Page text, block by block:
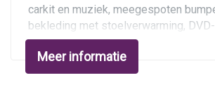
Stuur verstelbaar
Stuurbekrachtiging
Verstelbare stuurkolom
Voorstoel(en) elektrisch verstelbaar
carkit en muziek, meegespoten
bekleding met stoelverwarming,
automatische airco, cruise control en
trekhaak. Auto heeft een verse
gekregen en apk 25-10-2024!
Meer informatie